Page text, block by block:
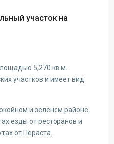
участок на
5,270 кв.м.
участков и имеет вид
и зеленом районе
езды от ресторанов и
от Пераста.